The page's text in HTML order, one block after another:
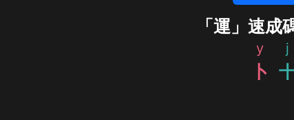
「運」速成
y
卜
j